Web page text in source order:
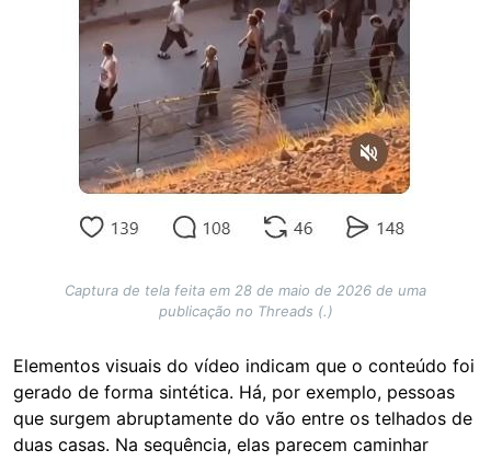
Captura de tela feita em 28 de maio de 2026 de uma
publicação no Threads (.)
Elementos visuais do vídeo indicam que o conteúdo foi
gerado de forma sintética. Há, por exemplo, pessoas
que surgem abruptamente do vão entre os telhados de
duas casas. Na sequência, elas parecem caminhar